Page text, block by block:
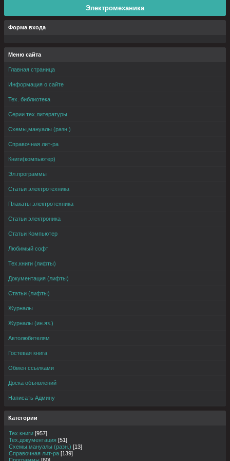
Электромеханика
Форма входа
Меню сайта
Главная страница
Информация о сайте
Тех. библиотека
Серии тех.литературы
Схемы,мануалы (разн.)
Справочная лит-ра
Книги(компьютер)
Эл.программы
Статьи электротехника
Плакаты электротехника
Статьи электроника
Статьи Компьютер
Любимый софт
Тех.книги (лифты)
Документация (лифты)
Статьи (лифты)
Журналы
Журналы (ин.яз.)
Автолюбителям
Гостевая книга
Обмен ссылками
Доска объявлений
Написать Админу
Категории
Тех.книги [957]
Тех.документация [51]
Схемы,мануалы (разн.) [13]
Справочная лит-ра [139]